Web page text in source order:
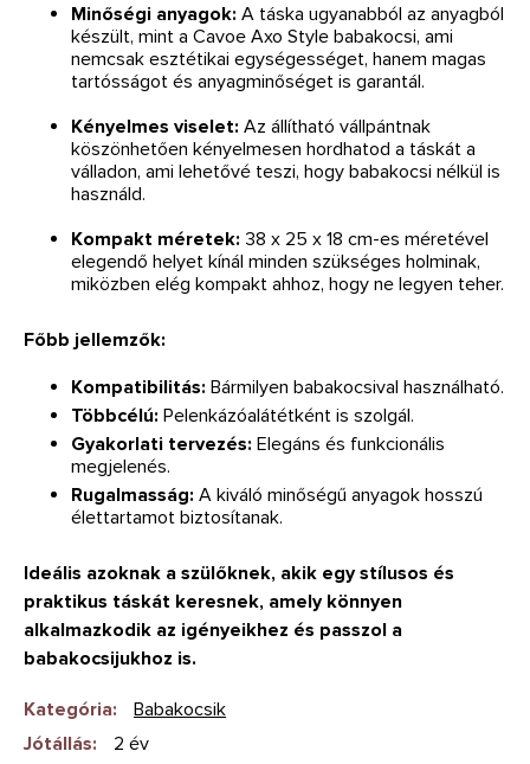
Minőségi anyagok: A táska ugyanabból az anyagból
készült, mint a Cavoe Axo Style babakocsi, ami
nemcsak esztétikai egységességet, hanem magas
tartósságot és anyagminőséget is garantál.
Kényelmes viselet: Az állítható vállpántnak
köszönhetően kényelmesen hordhatod a táskát a
válladon, ami lehetővé teszi, hogy babakocsi nélkül is
használd.
Kompakt méretek: 38 x 25 x 18 cm-es méretével
elegendő helyet kínál minden szükséges holminak,
miközben elég kompakt ahhoz, hogy ne legyen teher.
Főbb jellemzők:
Kompatibilitás: Bármilyen babakocsival használható.
Többcélú: Pelenkázóalátétként is szolgál.
Gyakorlati tervezés: Elegáns és funkcionális
megjelenés.
Rugalmasság: A kiváló minőségű anyagok hosszú
élettartamot biztosítanak.
Ideális azoknak a szülőknek, akik egy stílusos és
praktikus táskát keresnek, amely könnyen
alkalmazkodik az igényeikhez és passzol a
babakocsijukhoz is.
Kategória:
Babakocsik
Jótállás:
2 év